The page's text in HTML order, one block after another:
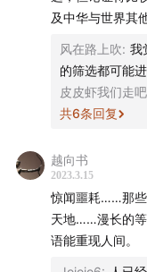
小红书：JustPod气
抖音：忽左忽右
B站：忽左忽右
及中华与世界其
风在路上吹: 我
的筛选都可能
皮皮虾我们走吧
共6条回复
越向书
2023.3.15
惊闻噩耗……那些
天地……漫长的等
语能重现人间。